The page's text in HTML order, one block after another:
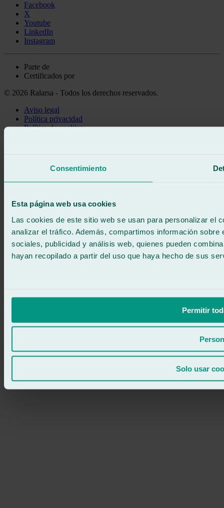
Consentimiento
Esta página web usa cookies
Las cookies de este sitio web se usan para personalizar el
analizar el tráfico. Además, compartimos información
sociales, publicidad y análisis web, quienes pueden
hayan recopilado a partir del uso que haya hecho de sus
Permitir
Solo usar
Facebook
X
Youtube
LinkedIn
Instagram
Parte de
Certificados por
© 2026 Ralarsa - Todos los derechos reservados.
Aviso legal
Política privacidad
Política de cookies
Sin compromiso
671 015 121
900 333 733
ATENCIÓN 24/7 Contáctanos